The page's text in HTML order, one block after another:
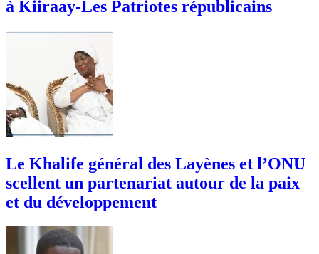
à Kiiraay-Les Patriotes républicains
Le Khalife général des Layènes et l’ONU
scellent un partenariat autour de la paix
et du développement